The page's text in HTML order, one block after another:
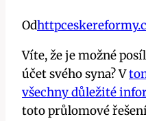
Od
Víte, že je možné
účet svého syna? V
všechny důležité
toto průlomové